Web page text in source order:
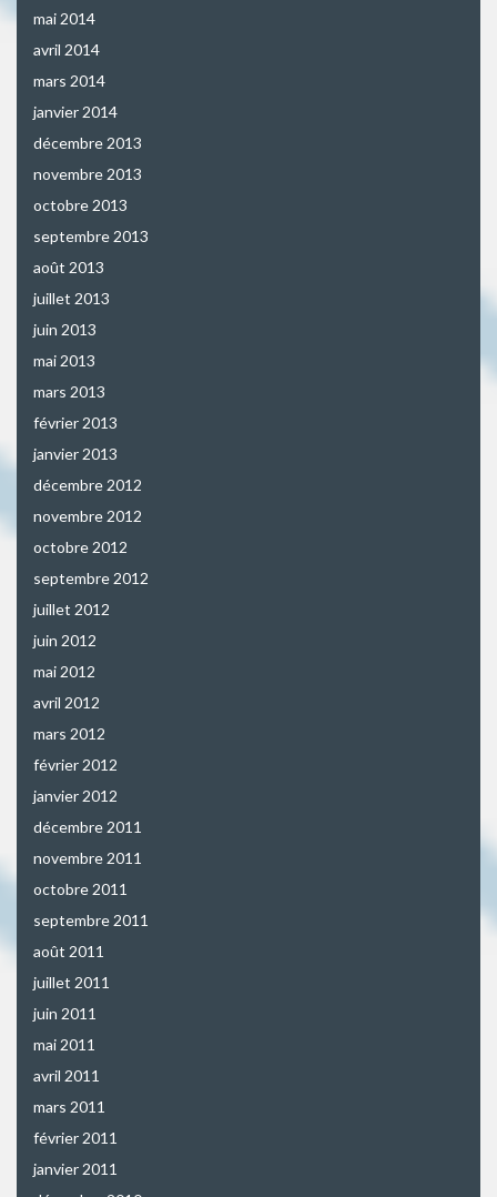
mai 2014
avril 2014
mars 2014
janvier 2014
décembre 2013
novembre 2013
octobre 2013
septembre 2013
août 2013
juillet 2013
juin 2013
mai 2013
mars 2013
février 2013
janvier 2013
décembre 2012
novembre 2012
octobre 2012
septembre 2012
juillet 2012
juin 2012
mai 2012
avril 2012
mars 2012
février 2012
janvier 2012
décembre 2011
novembre 2011
octobre 2011
septembre 2011
août 2011
juillet 2011
juin 2011
mai 2011
avril 2011
mars 2011
février 2011
janvier 2011